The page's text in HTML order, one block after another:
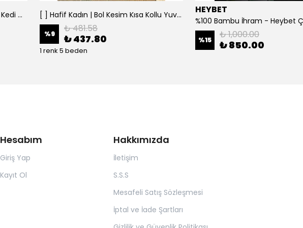
"Neden Bana Bakıyorsun?" Komik Kedi Grafik Tişört - Dijital Baskılı Siyah Bol - Siyah [ ] Hafif Kadın | Bol Kesim Kısa Kollu Yuvarlak Yaka Eğlenceli Karikatür Ayı ve - Siyah
%9 ₺ 481.58
₺ 437.80
1 renk 5 beden
HEYBET
%100 Bambu İhram - Heybet
%15 ₺ 1,000.00
₺ 850.00
Hesabım
Giriş Yap
Kayıt Ol
Hakkımızda
İletişim
S.S.S
Mesafeli Satış Sözleşmesi
İptal ve İade Şartları